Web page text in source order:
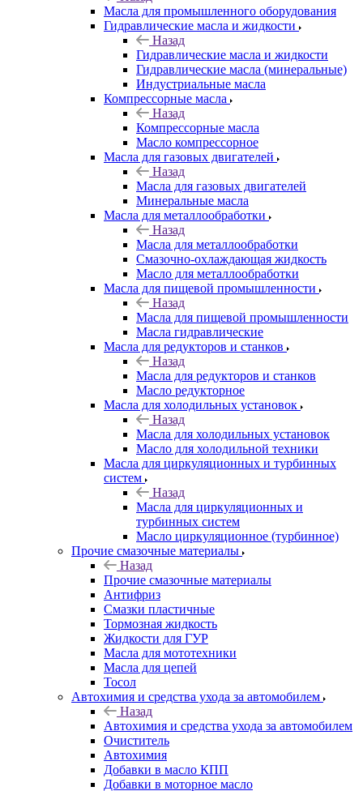
Масла для промышленного оборудования
Гидравлические масла и жидкости
Назад
Гидравлические масла и жидкости
Гидравлические масла (минеральные)
Индустриальные масла
Компрессорные масла
Назад
Компрессорные масла
Масло компрессорное
Масла для газовых двигателей
Назад
Масла для газовых двигателей
Минеральные масла
Масла для металлообработки
Назад
Масла для металлообработки
Смазочно-охлаждающая жидкость
Масло для металлообработки
Масла для пищевой промышленности
Назад
Масла для пищевой промышленности
Масла гидравлические
Масла для редукторов и станков
Назад
Масла для редукторов и станков
Масло редукторное
Масла для холодильных установок
Назад
Масла для холодильных установок
Масло для холодильной техники
Масла для циркуляционных и турбинных
систем
Назад
Масла для циркуляционных и
турбинных систем
Масло циркуляционное (турбинное)
Прочие смазочные материалы
Назад
Прочие смазочные материалы
Антифриз
Смазки пластичные
Тормозная жидкость
Жидкости для ГУР
Масла для мототехники
Масла для цепей
Тосол
Автохимия и средства ухода за автомобилем
Назад
Автохимия и средства ухода за автомобилем
Очиститель
Автохимия
Добавки в масло КПП
Добавки в моторное масло